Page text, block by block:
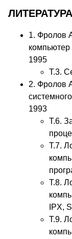
ЛИТЕРАТУРА
1. Фролов
1995
Т.3.
2. Фролов
1993
Т.6.
Т.7.
Т.8.
IPX,
Т.9.